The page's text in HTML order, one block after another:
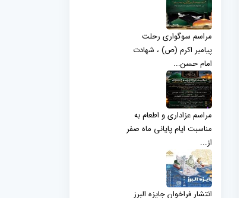
مراسم سوگواری رحلت
پیامبر اکرم (ص) ، شهادت
امام حسن...
مراسم عزاداری و اطعام به
مناسبت ایام پایانی ماه صفر
از...
انتشار فراخوان جایزه البرز